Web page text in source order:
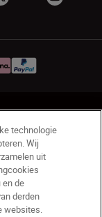
technologie
Wij
uit
de
derden
websites.